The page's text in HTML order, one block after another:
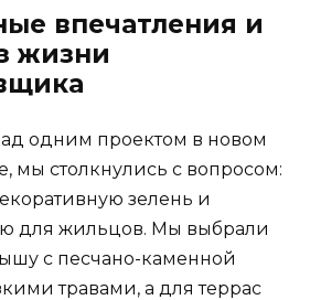
впечатления и
жизни
одним проектом в новом
мы столкнулись с вопросом:
зелень и
для жильцов. Мы выбрали
с песчано-каменной
травами, а для террас